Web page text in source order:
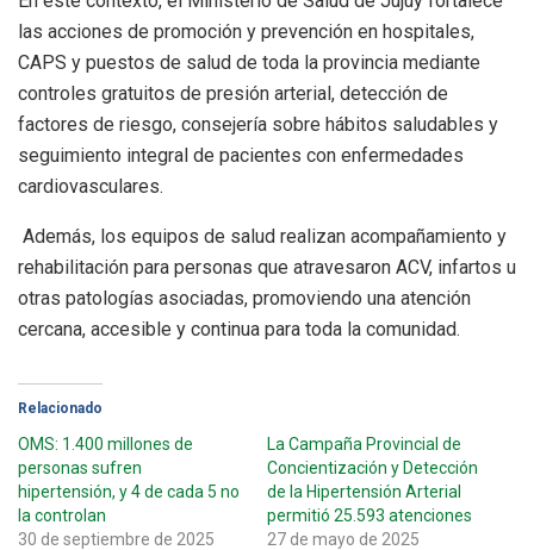
las acciones de promoción y prevención en hospitales,
CAPS y puestos de salud de toda la provincia mediante
controles gratuitos de presión arterial, detección de
factores de riesgo, consejería sobre hábitos saludables y
seguimiento integral de pacientes con enfermedades
cardiovasculares.
Además, los equipos de salud realizan acompañamiento y
rehabilitación para personas que atravesaron ACV, infartos u
otras patologías asociadas, promoviendo una atención
cercana, accesible y continua para toda la comunidad.
Relacionado
OMS: 1.400 millones de
personas sufren
hipertensión, y 4 de cada 5 no
la controlan
30 de septiembre de 2025
La Campaña Provincial de
Concientización y Detección
de la Hipertensión Arterial
permitió 25.593 atenciones
27 de mayo de 2025